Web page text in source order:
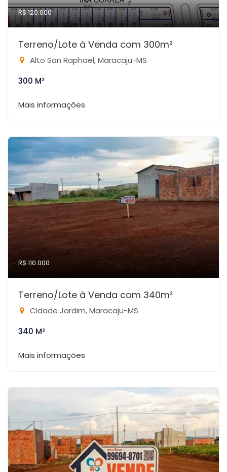
R$ 120.000
Terreno/Lote à Venda com 300m²
Alto San Raphael, Maracaju-MS
300 M²
Mais informações
R$ 110.000
Terreno/Lote à Venda com 340m²
Cidade Jardim, Maracaju-MS
340 M²
Mais informações